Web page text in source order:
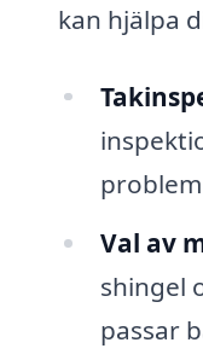
kan hjälpa
Val av
shingel
passar